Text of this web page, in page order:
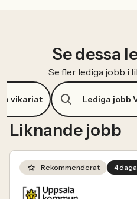
Se dessa
Se fler lediga jobb i
vikariat Lediga jobb
Liknande jobb
Rekommenderat 4